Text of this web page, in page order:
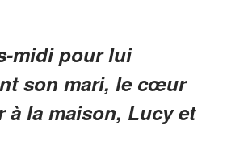
midi pour lui
son mari, le cœur
à la maison, Lucy et